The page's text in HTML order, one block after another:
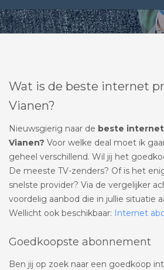
Wat is de beste internet
Vianen?
Nieuwsgierig naar de beste
Vianen? Voor welke deal moet ik
geheel verschillend. Wil jij het
De meeste TV-zenders? Of is het
snelste provider? Via de vergelijker
voordelig aanbod die in jullie situatie
Wellicht ook beschikbaar: Internet
Goedkoopste abonnement
Ben jij op zoek naar een goedkoop